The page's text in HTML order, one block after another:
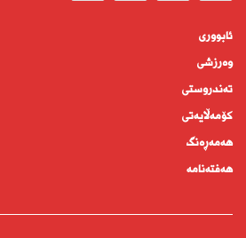
ئابوورى
وەرزشی
تەندروستى
كۆمه‌ڵايه‌تى
هەمەڕەنگ
هەفتەنامە